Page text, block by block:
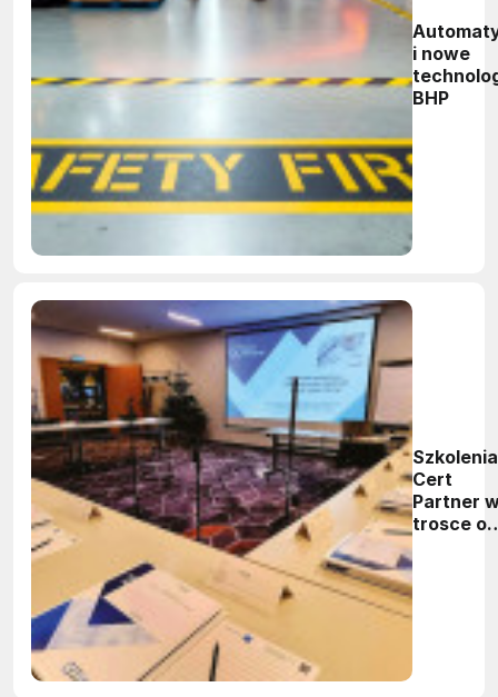
i nowe
BHP
Szkolenia
Cert
Partner
trosce o